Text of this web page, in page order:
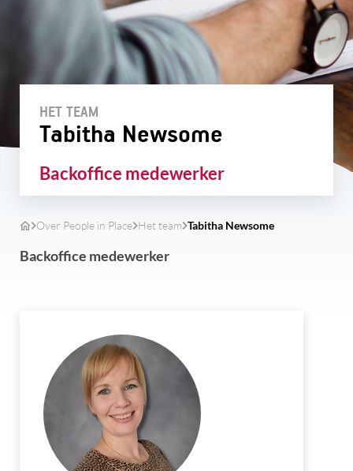
HET TEAM
Tabitha Newsome
Backoffice medewerker
Over People in Place Het team Tabitha Newsome
Backoffice medewerker